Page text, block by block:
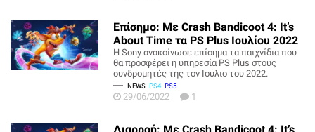
Επίσημο: Με Crash Bandicoot 4: It’s
About Time τα PS Plus Ιουλίου 2022
H Sony ανακοίνωσε επίσημα τα παιχνίδια που
θα προσφέρει η υπηρεσία PS Plus στους
συνδρομητές της τον Ιούλιο του 2022.
NEWS PS4 PS5
29/06/2022 1